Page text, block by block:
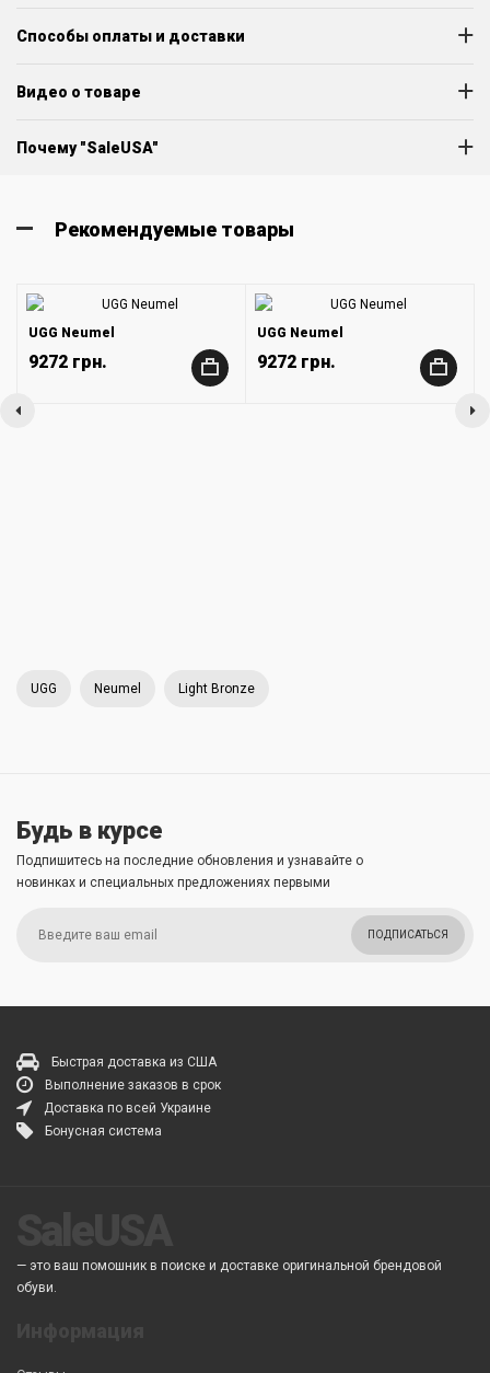
Способы оплаты и доставки
Видео о товаре
Почему "SaleUSA"
Рекомендуемые товары
UGG Neumel
9272 грн. +
UGG Neumel
9272 грн. +
UGG Neumel Light Bronze
Будь в курсе
Подпишитесь на последние обновления и узнавайте о
новинках и специальных предложениях первыми
ПОДПИСАТЬСЯ
Быстрая доставка из США
Выполнение заказов в срок
Доставка по всей Украине
Бонусная система
— это ваш помошник в поиске и доставке оригинальной брендовой
обуви.